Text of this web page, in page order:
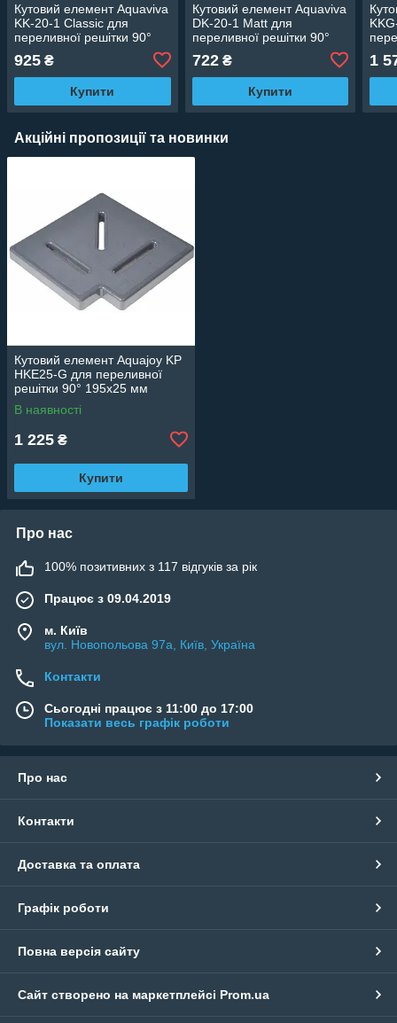
Кутовий елемент Aquaviva
KK-20-1 Classic для
переливної решітки 90°
925 ₴
Купити
Кутовий елемент Aquaviva
DK-20-1 Matt для
переливної решітки 90°
722₴
Купити
1
Акційні пропозиції та новинки
Кутовий елемент Aquajoy KP
HKE25-G для переливної
решітки 90° 195х25 мм
(сірий)
В наявності
1 225 ₴
Купити
Про нас
100% позитивних з 117 відгуків за рік
Працює з 09.04.2019
м. Київ
вул. Новопольова 97а, Київ, Україна
Контакти
Сьогодні працює з 11:00 до 17:00
Показати весь графік роботи
Про нас
Контакти
Доставка та оплата
Графік роботи
Повна версія сайту
Сайт створено на маркетплейсі Prom.ua